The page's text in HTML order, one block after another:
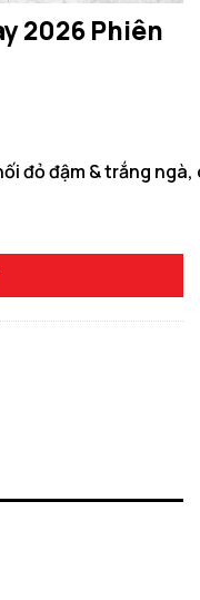
2026 Phiên
đỏ đậm & trắng
Màu Vàng Kem số